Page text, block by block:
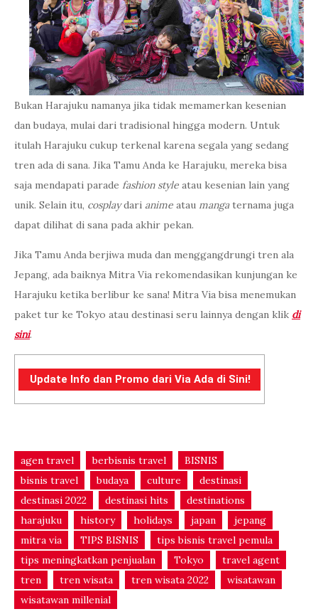
Bukan Harajuku namanya jika tidak memamerkan kesenian
dan budaya, mulai dari tradisional hingga modern. Untuk
itulah Harajuku cukup terkenal karena segala yang sedang
tren ada di sana. Jika Tamu Anda ke Harajuku, mereka bisa
saja mendapati parade fashion style atau kesenian lain yang
unik. Selain itu, cosplaydari anime atau mangaternama juga
dapat dilihat di sana pada akhir pekan.
Jika Tamu Anda berjiwa muda dan menggangdrungi tren ala
Jepang, ada baiknya Mitra Via rekomendasikan kunjungan ke
Harajuku ketika berlibur ke sana! Mitra Via bisa menemukan
paket tur ke Tokyo atau destinasi seru lainnya dengan klik di
sini.
Update Info dan Promo dari Via Ada di Sini!
agen travel berbisnis travel
BISNIS
bisnis travel
budaya culture
destinasi
destinasi 2022
destinasi hits
destinations
harajuku
history holidays japan
jepang
mitra via
TIPS BISNIS
tips bisnis travel pemula
tips meningkatkan penjualan
Tokyo
travel agent
tren
tren wisata tren wisata 2022
wisatawan
wisatawan millenial